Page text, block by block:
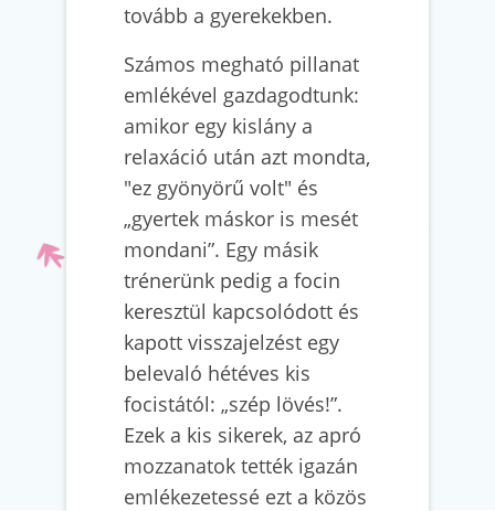
tovább a gyerekekben.
Számos megható pillanat
emlékével gazdagodtunk:
amikor egy kislány a
relaxáció után azt mondta,
"ez gyönyörű volt" és
„gyertek máskor is mesét
mondani”. Egy másik
trénerünk pedig a focin
keresztül kapcsolódott és
kapott visszajelzést egy
belevaló hétéves kis
focistától: „szép lövés!”.
Ezek a kis sikerek, az apró
mozzanatok tették igazán
emlékezetessé ezt a közös